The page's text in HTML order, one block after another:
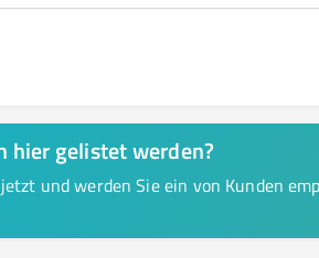
hier gelistet werden?
und werden Sie ein von Kunden